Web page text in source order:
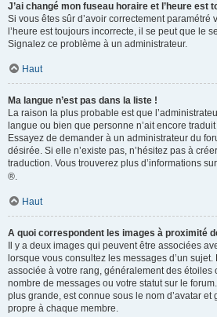
J’ai changé mon fuseau horaire et l’heure est
Si vous êtes sûr d’avoir correctement paramétré
l’heure est toujours incorrecte, il se peut que le
Signalez ce problème à un administrateur.
Haut
Ma langue n’est pas dans la liste !
La raison la plus probable est que
langue ou bien que personne n’ait encore
Essayez de demander à un administrateur du
désirée. Si elle n’existe pas, n’hésitez pas à
traduction. Vous trouverez plus d’informations
®.
Haut
A quoi correspondent les images à proximité
Il y a deux images qui peuvent être associées
lorsque vous consultez les messages d’un sujet.
associée à votre rang, généralement des étoiles
nombre de messages ou votre statut sur le
plus grande, est connue sous le nom d’avatar
propre à chaque membre.